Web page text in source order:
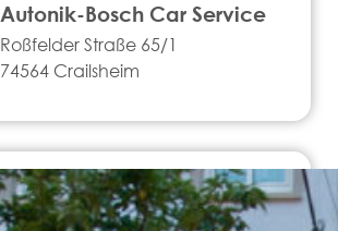
Autonik-Bosch Car Service
Roßfelder Straße 65/1
74564 Crailsheim